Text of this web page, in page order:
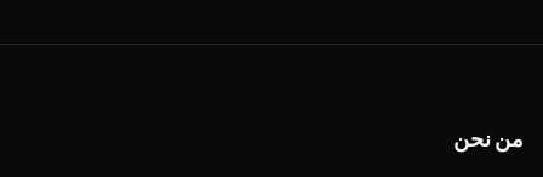
من نحن